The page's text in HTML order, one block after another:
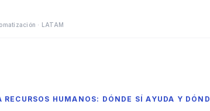
· LATAM
RECURSOS HUMANOS: DÓNDE SÍ AYUDA Y